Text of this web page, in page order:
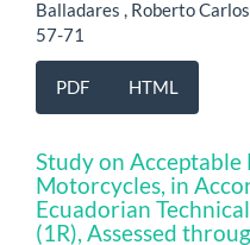
Balladares , Roberto
57-71
PDF HTML
Study on
Motorcycles, in
Ecuadorian
(1R), Assessed